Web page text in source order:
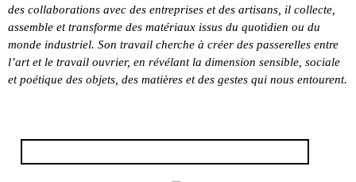
des collaborations avec des entreprises et des artisans, il collecte,
assemble et transforme des matériaux issus du quotidien ou du
monde industriel. Son travail cherche à créer des passerelles entre
l’art et le travail ouvrier, en révélant la dimension sensible, sociale
et poétique des objets, des matières et des gestes qui nous entourent.